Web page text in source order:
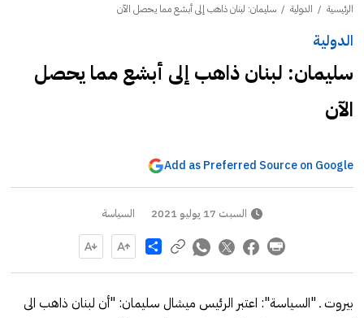
الرئيسية / الدولية / سليمان: لبنان ذاهب إلى أبشع مما يحصل الآن
الدولية
سليمان: لبنان ذاهب إلى أبشع مما يحصل
الآن
Add as Preferred Source on Google
السبت 17 يوليو 2021 السياسة
Share
بيروت ـ "السياسة": اعتبر الرئيس ميشال سليمان: "أن لبنان ذاهب الى